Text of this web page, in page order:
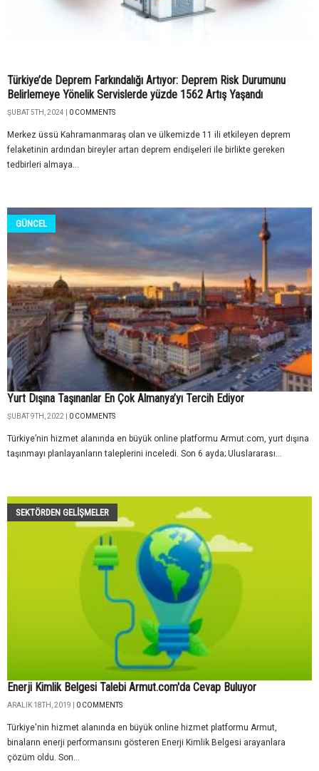
Türkiye’de Deprem Farkındalığı Artıyor: Deprem Risk Durumunu
Belirlemeye Yönelik Servislerde yüzde 1562 Artış Yaşandı
ŞUBAT 5TH, 2024 | 0 COMMENTS
Merkez üssü Kahramanmaraş olan ve ülkemizde 11 ili etkileyen deprem
felaketinin ardından bireyler artan deprem endişeleri ile birlikte gereken
tedbirleri almaya...
GÜNCEL
Yurt Dışına Taşınanlar En Çok Almanya’yı Tercih Ediyor
ŞUBAT 9TH, 2022 | 0 COMMENTS
Türkiye’nin hizmet alanında en büyük online platformu Armut.com, yurt dışına
taşınmayı planlayanların taleplerini inceledi. Son 6 ayda; Uluslararası...
SEKTÖRDEN GELIŞMELER
Enerji Kimlik Belgesi Talebi Armut.com'da Cevap Buluyor
ARALIK 18TH, 2019 | 0 COMMENTS
Türkiye'nin hizmet alanında en büyük online hizmet platformu Armut,
binaların enerji performansını gösteren Enerji Kimlik Belgesi arayanlara
çözüm oldu. Son...